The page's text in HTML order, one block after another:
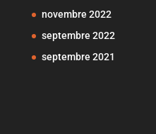
novembre 2022
septembre 2022
septembre 2021